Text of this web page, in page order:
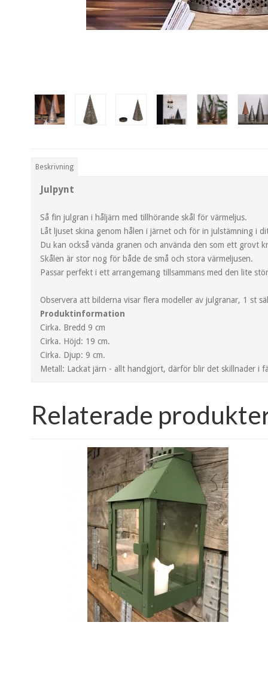
Beskrivning
Julpynt
Så fin julgran i håljärn med tillhörande skål för värmeljus.
Låt ljuset skina genom hålen i järnet och för in julstämning i
Du kan också vända granen och använda den som ett grovt
Skålen är stor nog för både de små och stora värmeljusen.
Passar perfekt i ett arrangemang tillsammans med den lite
Observera att bilderna visar flera modeller av julgranar, 1 st
Produktinformation
Cirka. Bredd 9 cm
Cirka. Höjd: 19 cm.
Cirka. Djup: 9 cm.
Metall: Lackat järn - allt handgjort, därför blir det skillnader i
Relaterade